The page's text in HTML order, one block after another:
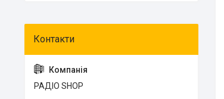
РАДІО SHOP